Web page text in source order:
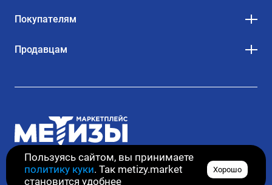
Пользуясь сайтом, вы принимаете
политику куки. Так metizy.market
становится удобнее
Хорошо
© 2020–2026. Все права защищены
Покупателям
Продавцам